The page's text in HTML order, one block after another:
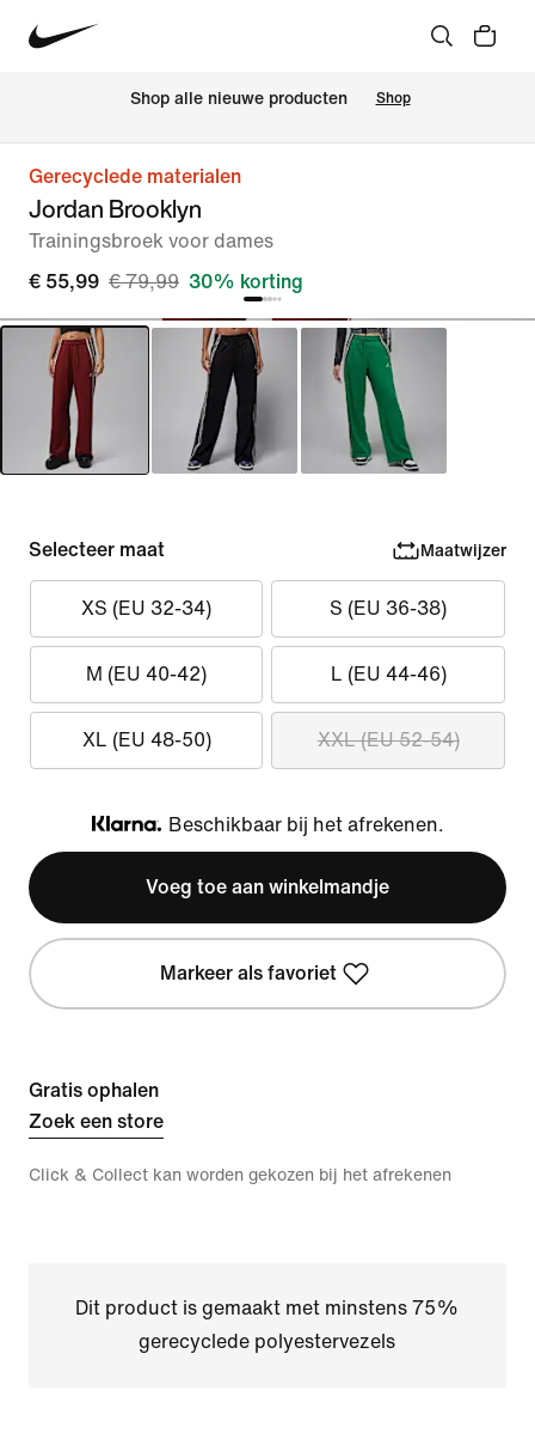
Shop alle nieuwe producten Shop
Gerecyclede materialen
Jordan Brooklyn
Trainingsbroek voor dames
€ 55,99 € 79,99 30% korting
Selecteer maat Maatwijzer
XS (EU 32-34) S (EU 36-38)
M (EU 40-42) L (EU 44-46)
XL (EU 48-50) XXL (EU 52-54)
Klarna
Beschikbaar bij het afrekenen.
Voeg toe aan winkelmandje
Markeer als favoriet
Gratis ophalen
Zoek een store
Click & Collect kan worden gekozen bij het afrekenen
Dit product is gemaakt met minstens 75%
gerecyclede polyestervezels